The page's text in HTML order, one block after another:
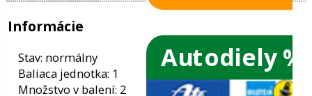
Autodiely %